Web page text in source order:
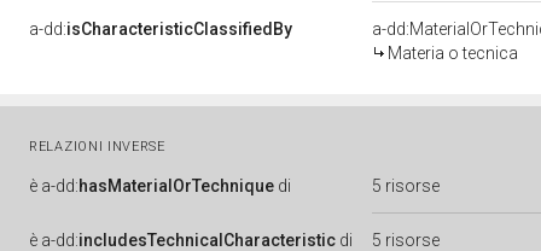
a-dd:isCharacteristicClassifiedBy
a-
Materia o tecnica
RELAZIONI INVERSE
è a-dd:hasMaterialOrTechnique di 5 risorse
è a-dd:includesTechnicalCharacteristic di 5 risorse